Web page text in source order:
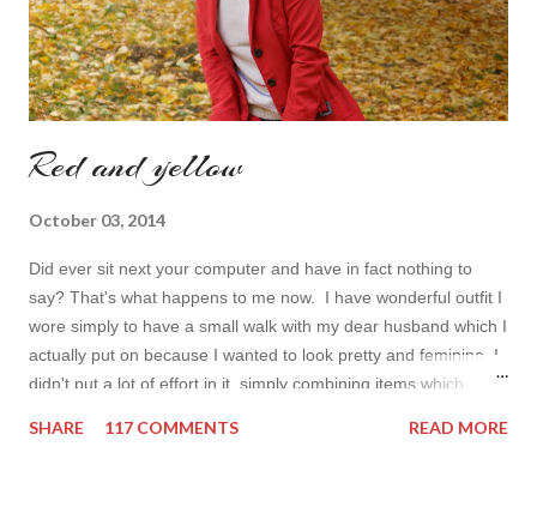
Red and yellow
October 03, 2014
Did ever sit next your computer and have in fact nothing to
say? That's what happens to me now. I have wonderful outfit I
wore simply to have a small walk with my dear husband which I
actually put on because I wanted to look pretty and feminine. I
didn't put a lot of effort in it, simply combining items which
SHARE 117 COMMENTS READ MORE